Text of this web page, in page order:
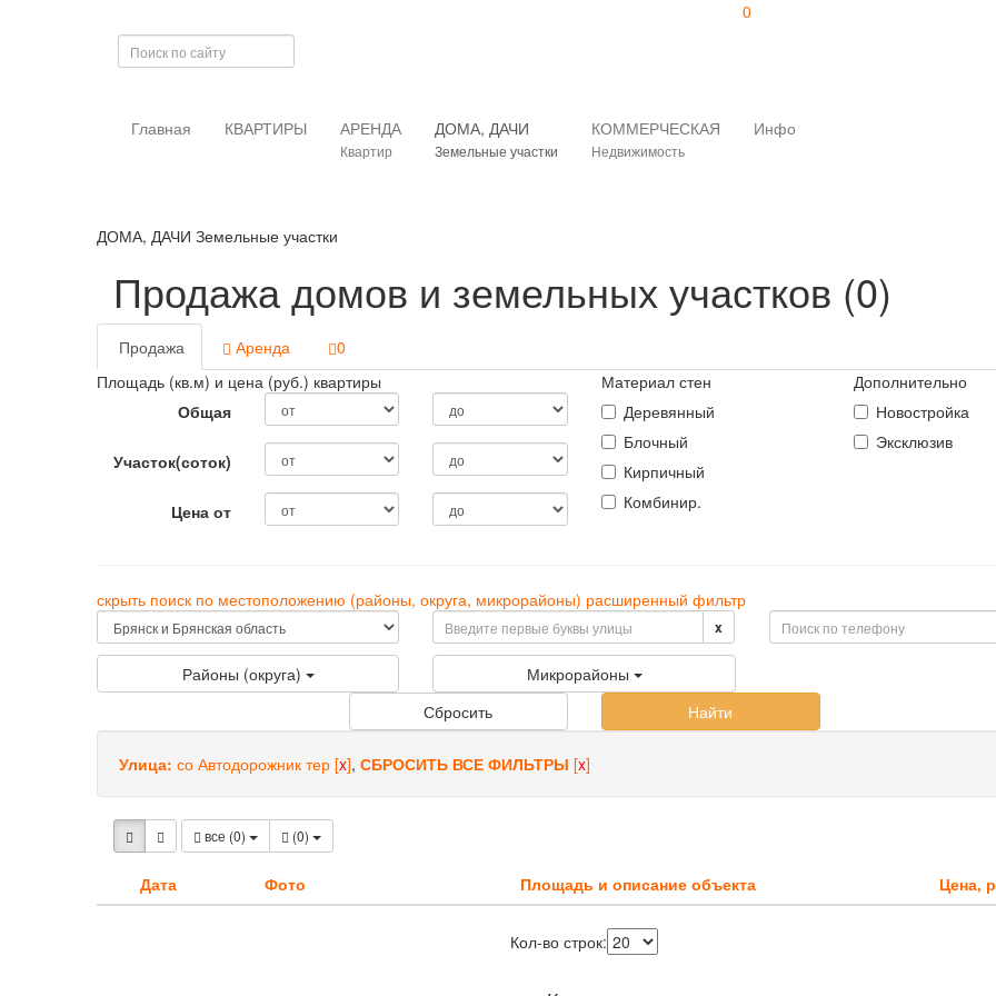
0
Главная КВАРТИРЫ АРЕНДА
Квартир
ДОМА, ДАЧИ
Земельные участки
КОММЕРЧЕСКАЯ
Недвижимость
Инфо
ДОМА, ДАЧИ Земельные участки
Продажа домов и земельных участков (0)
Продажа Аренда
0
Площадь (кв.м) и цена (руб.) квартиры
Общая
Участок(соток)
Цена от
Материал стен
Деревянный
Блочный
Кирпичный
Комбинир.
Дополнительно
Новостройка
Эксклюзив
скрыть поиск по местоположению (районы, округа, микрорайоны) расширенный фильтр
x
Районы (округа)
Микрорайоны
Найти
Сбросить
Улица: со Автодорожник тер [x], СБРОСИТЬ ВСЕ ФИЛЬТРЫ [x]
все (0) (0)
Дата Фото Площадь и описание объекта Цена,
Кол-во строк: